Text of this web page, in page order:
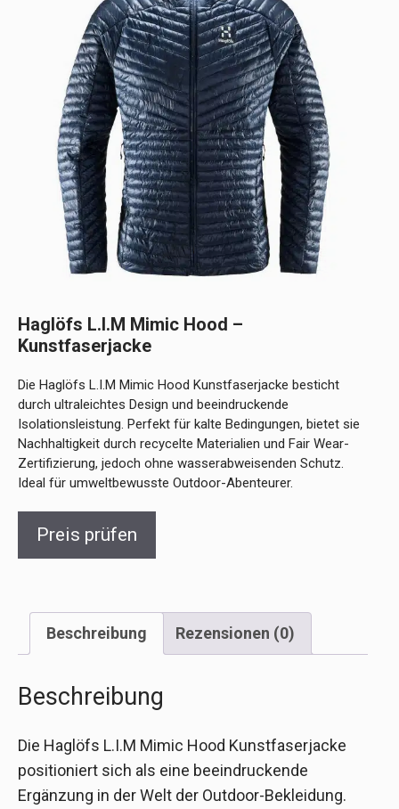
Haglöfs L.I.M Mimic Hood –
Kunstfaserjacke
Die Haglöfs L.I.M Mimic Hood Kunstfaserjacke besticht
durch ultraleichtes Design und beeindruckende
Isolationsleistung. Perfekt für kalte Bedingungen, bietet sie
Nachhaltigkeit durch recycelte Materialien und Fair Wear-
Zertifizierung, jedoch ohne wasserabweisenden Schutz.
Ideal für umweltbewusste Outdoor-Abenteurer.
Preis prüfen
Beschreibung Rezensionen (0)
Beschreibung
Die Haglöfs L.I.M Mimic Hood Kunstfaserjacke
positioniert sich als eine beeindruckende
Ergänzung in der Welt der Outdoor-Bekleidung.